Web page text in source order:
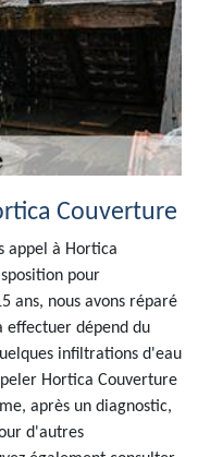
Couverture
appel à Hortica
pour
ans, nous avons réparé
effectuer dépend du
infiltrations d'eau
Hortica Couverture
après un diagnostic,
d'autres